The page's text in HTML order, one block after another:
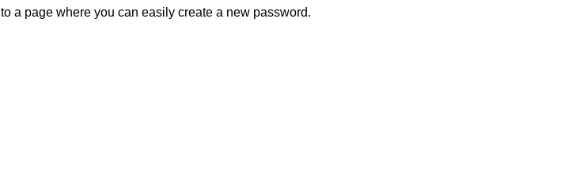
a page where you can easily create a new password.